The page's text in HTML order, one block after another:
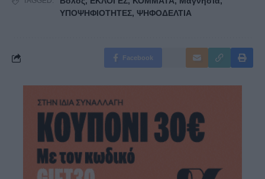
ΥΠΟΨΗΦΙΟΤΗΤΕΣ, ΨΗΦΟΔΕΛΤΙΑ
Facebook